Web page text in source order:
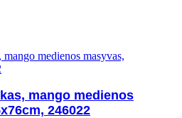
mango medienos
246022